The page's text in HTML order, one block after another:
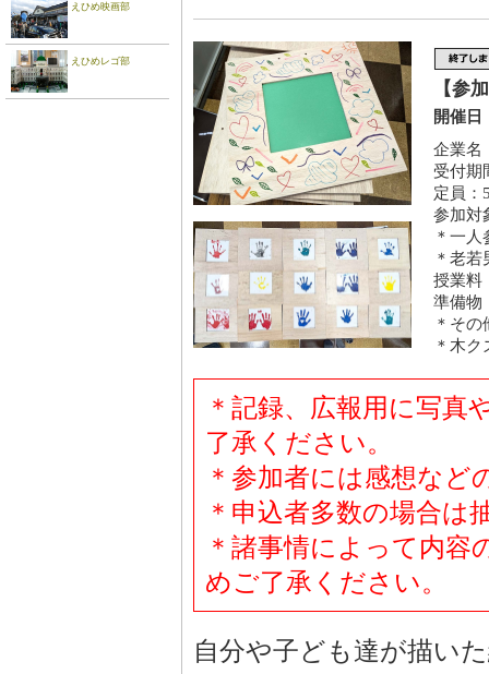
えひめ映画部
えひめレゴ部
【参
開催日
企業名
受付
定員：
参加対
＊一
＊老
授業料
準備物
＊そ
＊木
＊記録、広報用に写真
了承ください。
＊参加者には感想な
＊申込者多数の場合は
＊諸事情によって内容
めご了承ください。
自分や子ども達が描い